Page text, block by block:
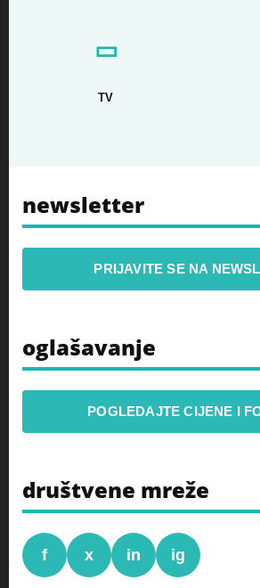
▭
TV
newsletter
PRIJAVITE SE NA
oglašavanje
POGLEDAJTE CIJENE I
društvene mreže
f x in ig